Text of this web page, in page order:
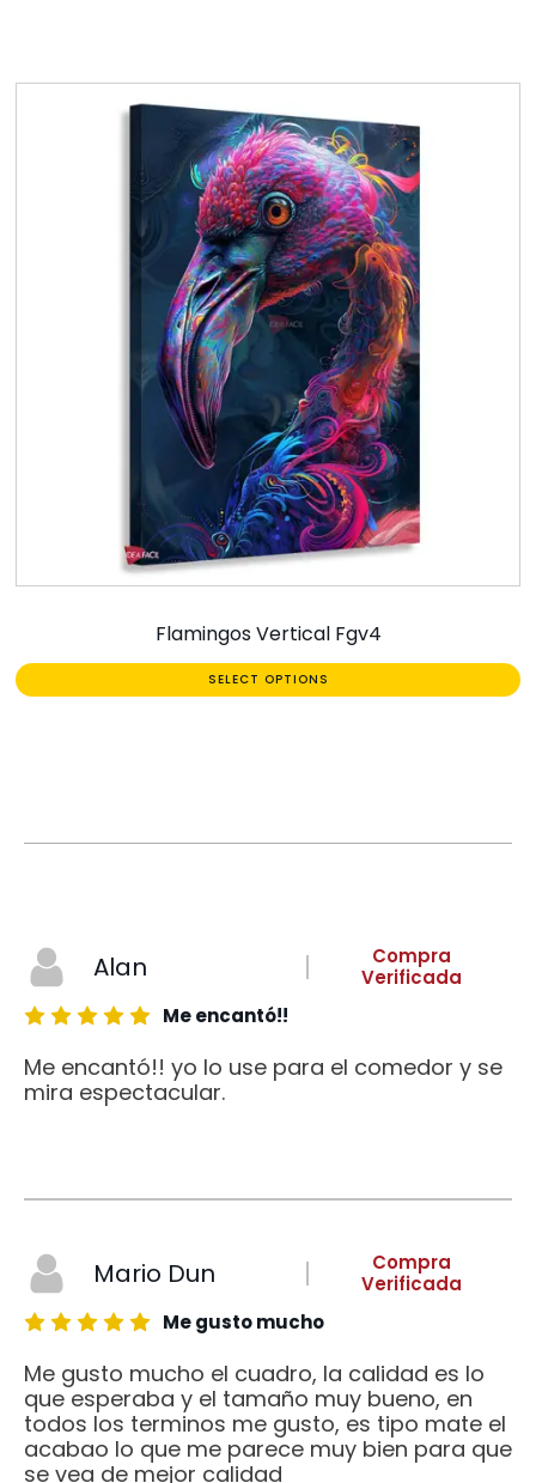
Flamingos Vertical Fgv4
SELECT OPTIONS
Alan
Compra
Verificada
Me encantó!!
Me encantó!! yo lo use para el comedor y se
mira espectacular.
Mario Dun
Compra
Verificada
Me gusto mucho
Me gusto mucho el cuadro, la calidad es lo
que esperaba y el tamaño muy bueno, en
todos los terminos me gusto, es tipo mate el
acabao lo que me parece muy bien para que
se vea de mejor calidad